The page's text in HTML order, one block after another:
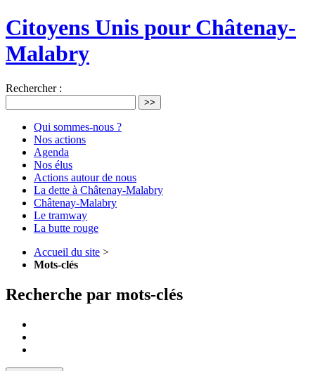
Citoyens Unis pour Châtenay-
Malabry
Rechercher :
>>
Qui sommes-nous ?
Nos actions
Agenda
Nos élus
Actions autour de nous
La dette à Châtenay-Malabry
Châtenay-Malabry
Le tramway
La butte rouge
Accueil du site >
Mots-clés
Recherche par mots-clés